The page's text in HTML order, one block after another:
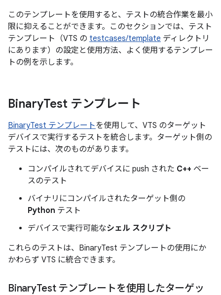
このテンプレートを使用すると、テストの統合作業を最小
限に抑えることができます。このセクションでは、テスト
テンプレート（VTS の testcases/template ディレクトリ
にあります）の設定と使用方法、よく使用するテンプレー
トの例を示します。
BinaryTest テンプレート
BinaryTest テンプレートを使用して、VTS のターゲット
デバイスで実行するテストを統合します。ターゲット側の
テストには、次のものがあります。
コンパイルされてデバイスに push された C++ ベー
スのテスト
バイナリにコンパイルされたターゲット側の
Python テスト
デバイスで実行可能なシェル スクリプト
これらのテストは、BinaryTest テンプレートの使用にか
かわらず VTS に統合できます。
BinaryTest テンプレートを使用したターゲッ